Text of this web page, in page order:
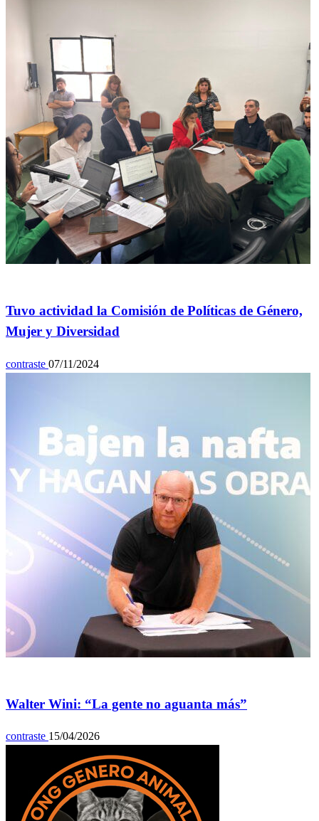
Tuvo actividad la Comisión de Políticas de Género,
Mujer y Diversidad
contraste 07/11/2024
Walter Wini: “La gente no aguanta más”
contraste 15/04/2026